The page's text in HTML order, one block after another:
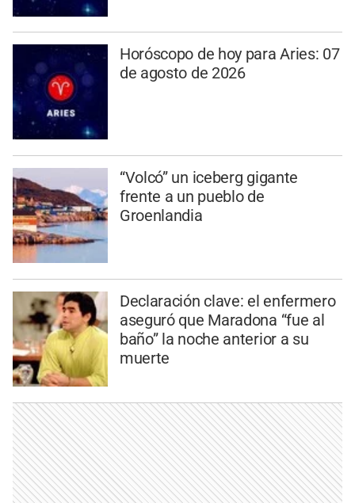
Horóscopo de hoy para Aries: 07
de agosto de 2026
“Volcó” un iceberg gigante
frente a un pueblo de
Groenlandia
Declaración clave: el enfermero
aseguró que Maradona “fue al
baño” la noche anterior a su
muerte